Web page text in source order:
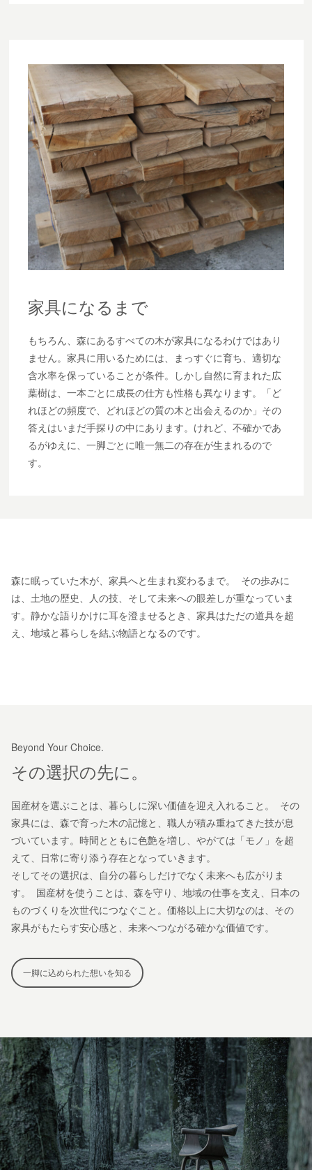
家具になるまで
もちろん、森にあるすべての木が家具になるわけではあり
ません。家具に用いるためには、まっすぐに育ち、適切な
含水率を保っていることが条件。しかし自然に育まれた広
葉樹は、一本ごとに成長の仕方も性格も異なります。「ど
れほどの頻度で、どれほどの質の木と出会えるのか」その
答えはいまだ手探りの中にあります。けれど、不確かであ
るがゆえに、一脚ごとに唯一無二の存在が生まれるので
す。
森に眠っていた木が、家具へと生まれ変わるまで。 その歩みに
は、土地の歴史、人の技、そして未来への眼差しが重なっていま
す。静かな語りかけに耳を澄ませるとき、家具はただの道具を超
え、地域と暮らしを結ぶ物語となるのです。
Beyond Your Choice.
その選択の先に。
国産材を選ぶことは、暮らしに深い価値を迎え入れること。 その
家具には、森で育った木の記憶と、職人が積み重ねてきた技が息
づいています。時間とともに色艶を増し、やがては「モノ」を超
えて、日常に寄り添う存在となっていきます。
そしてその選択は、自分の暮らしだけでなく未来へも広がりま
す。 国産材を使うことは、森を守り、地域の仕事を支え、日本の
ものづくりを次世代につなぐこと。価格以上に大切なのは、その
家具がもたらす安心感と、未来へつながる確かな価値です。
一脚に込められた想いを知る